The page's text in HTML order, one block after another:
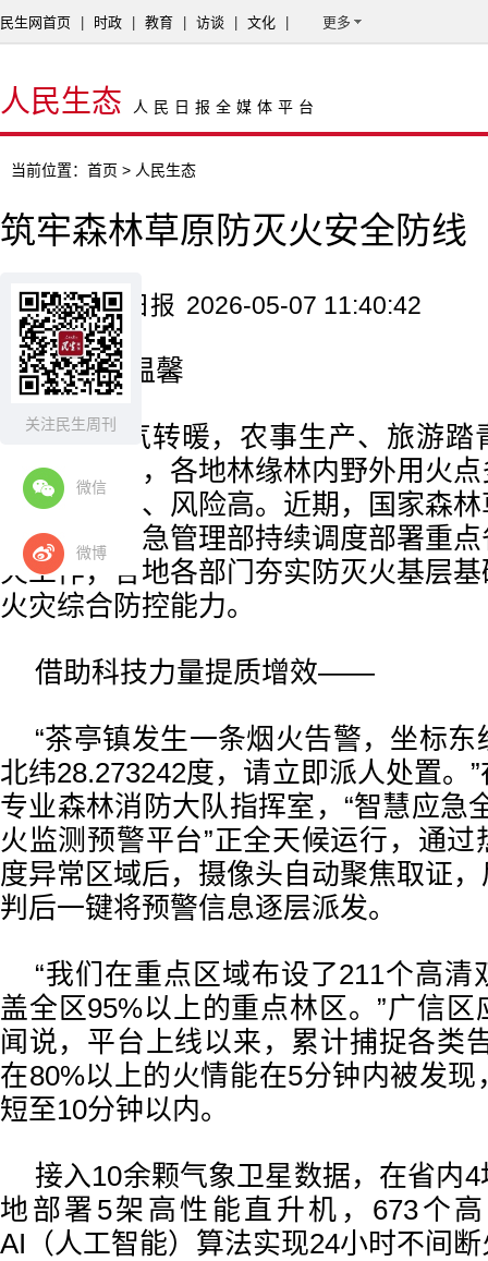
关注民生周刊
微信
微博
民生网首页 时政 教育 访谈 文化 更多
人民生态 人民日报全媒体平台
当前位置： 首页 > 人民生态
筑牢森林草原防灭火安全防线
来源：人民日报 2026-05-07 11:40:42
记者 刘温馨
随着天气转暖，农事生产、旅游踏
为活动增多，各地林缘林内野外用火
火灾诱因多、风险高。近期，国家森
办公室、应急管理部持续调度部署重
火工作，各地各部门夯实防灭火基层
火灾综合防控能力。
借助科技力量提质增效——
“茶亭镇发生一条烟火告警，坐标东
北纬28.273242度，请立即派人处置。
专业森林消防大队指挥室，“智慧应急
火监测预警平台”正全天候运行，通
度异常区域后，摄像头自动聚焦取证
判后一键将预警信息逐层派发。
“我们在重点区域布设了211个高清
盖全区95%以上的重点林区。”广信
闻说，平台上线以来，累计捕捉各类
在80%以上的火情能在5分钟内被发
短至10分钟以内。
接入10余颗气象卫星数据，在省内
地部署5架高性能直升机，673个
AI（人工智能）算法实现24小时不间